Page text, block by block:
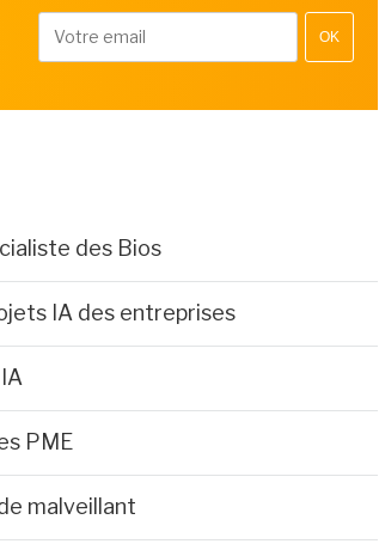
OK
des Bios
IA des entreprises
PME
malveillant